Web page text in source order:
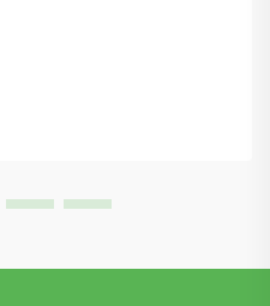
a falhas previsíveis e